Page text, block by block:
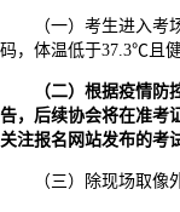
（一）考生进入考场
码，体温低于37.3℃且
（二）根据疫情
告，后续协会将在准考
关注报名网站发布的考
（三）除现场取像外